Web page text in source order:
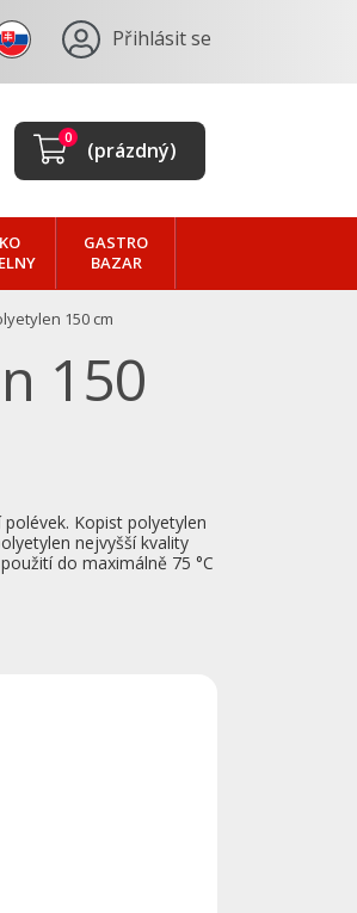
Přihlásit se
(prázdný)
0
GASTRO
BAZAR
150 cm
150
Kopist polyetylen
nejvyšší kvality
do maximálně 75 °C